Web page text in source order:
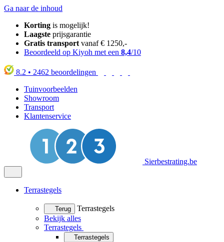
Ga naar de inhoud
Korting is mogelijk!
Laagste prijsgarantie
Gratis transport vanaf € 1250,-
Beoordeeld op Kiyoh met een 8,4/10
8.2 • 2462 beoordelingen
Tuinvoorbeelden
Showroom
Transport
Klantenservice
Sierbestrating.be
Terrastegels
Terug
Terrastegels
Bekijk alles
Terrastegels
Terrastegels